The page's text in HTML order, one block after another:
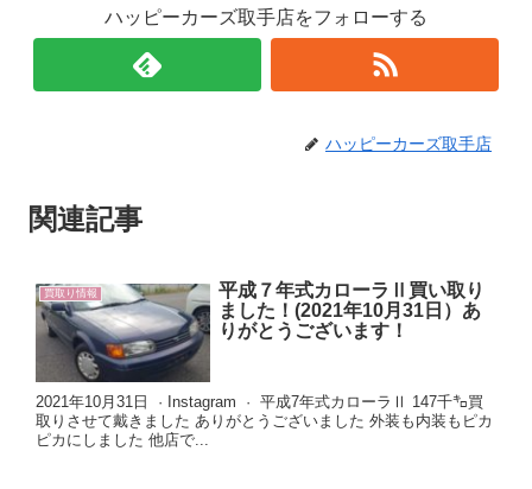
ハッピーカーズ取手店をフォローする
ハッピーカーズ取手店
関連記事
買取り情報
平成７年式カローラⅡ買い取り
ました！(2021年10月31日）あ
りがとうございます！
2021年10月31日 · Instagram · 平成7年式カローラⅡ 147千㌔買
取りさせて戴きました ありがとうございました 外装も内装もピカ
ピカにしました 他店で...